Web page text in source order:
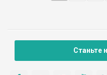
Станьте